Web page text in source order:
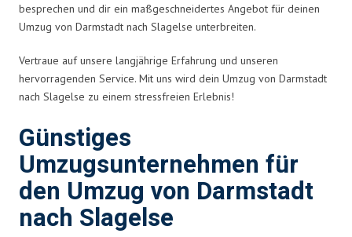
besprechen und dir ein maßgeschneidertes Angebot für deinen
Umzug von Darmstadt nach Slagelse unterbreiten.
Vertraue auf unsere langjährige Erfahrung und unseren
hervorragenden Service. Mit uns wird dein Umzug von Darmstadt
nach Slagelse zu einem stressfreien Erlebnis!
Günstiges
Umzugsunternehmen für
den Umzug von Darmstadt
nach Slagelse